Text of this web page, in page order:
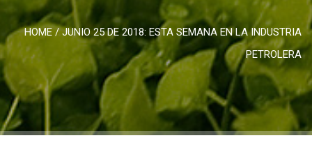
HOME/JUNIO 25 DE 2018: ESTA SEMANA EN LA INDUSTRIA
PETROLERA